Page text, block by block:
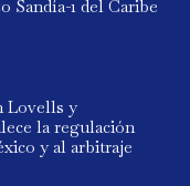
Sandía-1 del Caribe
Lovells y
la regulación
y al arbitraje